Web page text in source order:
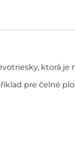
ktorá
pre čelné